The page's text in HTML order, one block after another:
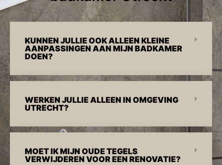
KUNNEN JULLIE OOK ALLEEN KLEINE
AANPASSINGEN AAN MIJN BADKAMER
DOEN?
WERKEN JULLIE ALLEEN IN OMGEVING
UTRECHT?
MOET IK MIJN OUDE TEGELS
VERWIJDEREN VOOR EEN RENOVATIE?